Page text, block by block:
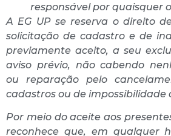
responsável por quaisquer
A EG UP se reserva o direito
solicitação de cadastro e de
previamente aceito, a seu
aviso prévio, não cabendo
ou reparação pelo
cadastros ou de impossibilidade
Por meio do aceite aos
reconhece que, em qualquer